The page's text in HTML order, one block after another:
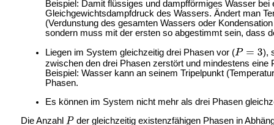
Beispiel: Damit flüssiges und dampfförmiges Wasser
Gleichgewichtsdampfdruck des Wassers. Ändert man
(Verdunstung des gesamten Wassers oder
sondern muss mit der ersten so abgestimmt sein, dass
Liegen im System gleichzeitig drei Phasen vor (
),
zwischen den drei Phasen zerstört und mindestens eine
Beispiel: Wasser kann an seinem Tripelpunkt
Phasen.
Es können im System nicht mehr als drei Phasen
Die Anzahl
der gleichzeitig existenzfähigen Phasen in